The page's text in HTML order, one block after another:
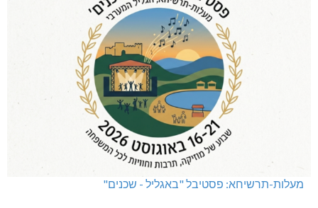
מעלות-תרשיחא: פסטיבל "באגליל - שכנים"